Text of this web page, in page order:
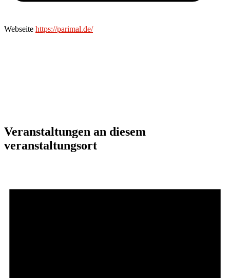
Webseite https://parimal.de/
Veranstaltungen an diesem
veranstaltungsort